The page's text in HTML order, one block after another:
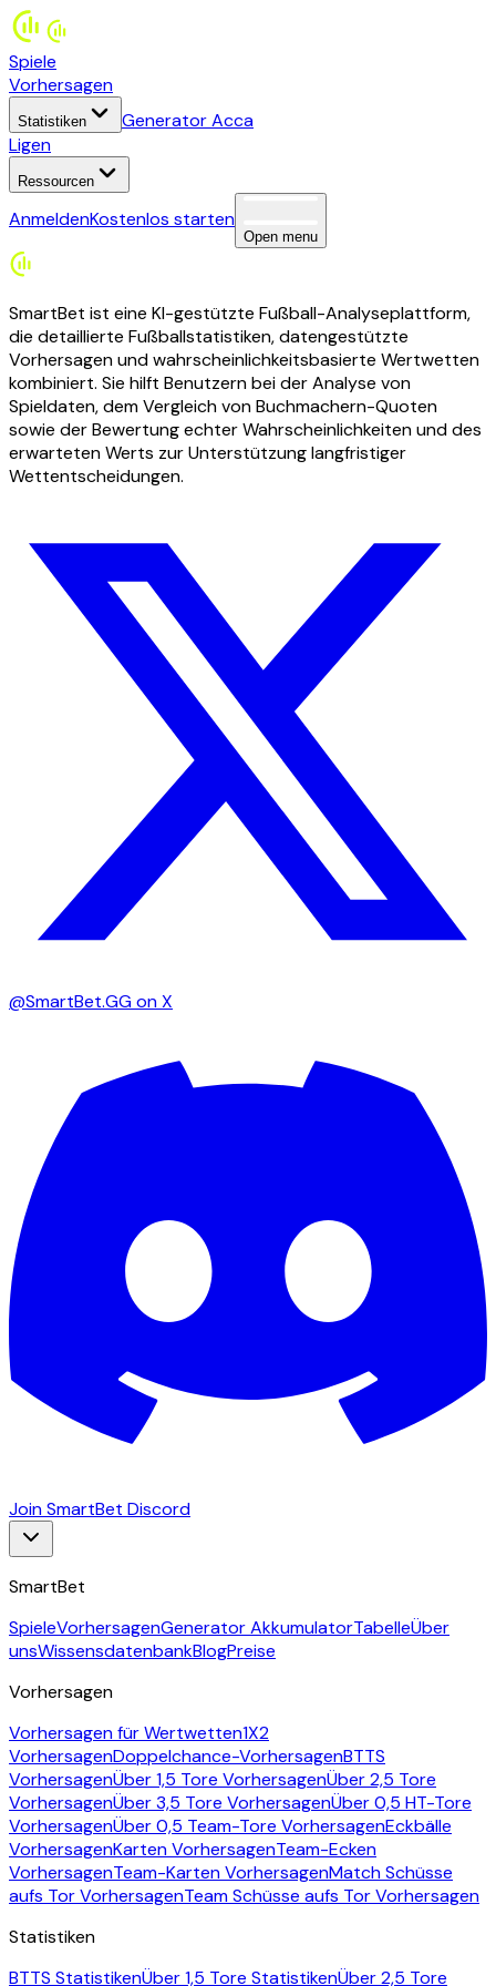
Spiele
Vorhersagen
Statistiken
Generator Acca
Ligen
Ressourcen
AnmeldenKostenlos starten
Open menu
SmartBet ist eine KI-gestützte Fußball-Analyseplattform,
die detaillierte Fußballstatistiken, datengestützte
Vorhersagen und wahrscheinlichkeitsbasierte Wertwetten
kombiniert. Sie hilft Benutzern bei der Analyse von
Spieldaten, dem Vergleich von Buchmachern-Quoten
sowie der Bewertung echter Wahrscheinlichkeiten und des
erwarteten Werts zur Unterstützung langfristiger
Wettentscheidungen.
@SmartBet.GG on X
Join SmartBet Discord
SmartBet
SpieleVorhersagenGenerator AkkumulatorTabelleÜber
unsWissensdatenbankBlogPreise
Vorhersagen
Vorhersagen für Wertwetten1X2
VorhersagenDoppelchance-VorhersagenBTTS
VorhersagenÜber 1,5 Tore VorhersagenÜber 2,5 Tore
VorhersagenÜber 3,5 Tore VorhersagenÜber 0,5 HT-Tore
VorhersagenÜber 0,5 Team-Tore VorhersagenEckbälle
VorhersagenKarten VorhersagenTeam-Ecken
VorhersagenTeam-Karten VorhersagenMatch Schüsse
aufs Tor VorhersagenTeam Schüsse aufs Tor Vorhersagen
Statistiken
BTTS StatistikenÜber 1,5 Tore StatistikenÜber 2,5 Tore